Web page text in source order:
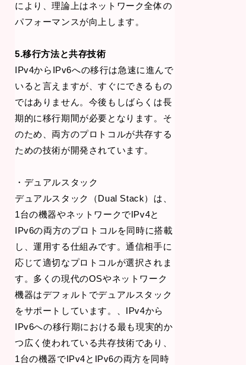
により、理論上はネットワーク全体の
パフォーマンスが向上します。
5.移行方法と共存技術
IPv4からIPv6への移行は急速に進んで
いると言えますが、すぐにできるもの
ではありません。今後もしばらくは長
期的に移行期間が必要となります。そ
のため、両方のプロトコルが共存する
ための技術が開発されています。
・デュアルスタック
デュアルスタック（Dual Stack）は、
1台の機器やネットワークでIPv4と
IPv6の両方のプロトコルを同時に搭載
し、運用する仕組みです。通信相手に
応じて適切なプロトコルが選択されま
す。多くの現代のOSやネットワーク
機器はデフォルトでデュアルスタック
をサポートしています。、IPv4から
IPv6への移行期における最も現実的か
つ広く使われている共存技術であり、
1台の機器でIPv4とIPv6の両方を同時